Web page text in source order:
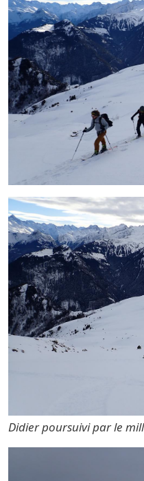
Didier poursuivi par le